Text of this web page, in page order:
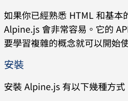
如果你已經熟悉 HTML 和基
Alpine.js 會非常容易。它的
要學習複雜的概念就可以開始
安裝
安裝 Alpine.js 有以下幾種方式